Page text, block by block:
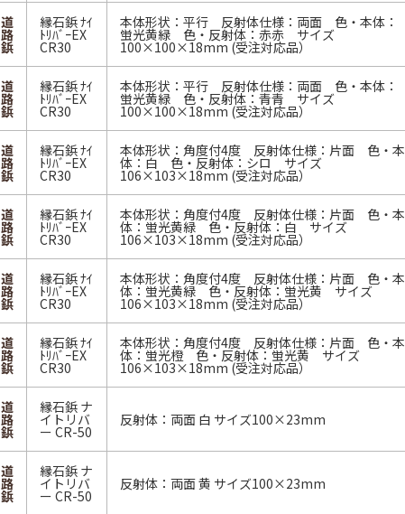
道
路
鋲
縁石鋲 ﾅｲ
ﾄﾘﾊﾞｰEX
CR30
本体形状：平行 反射体仕様：両面 色・本体：
蛍光黄緑 色・反射体：赤赤 サイズ
100×100×18mm (受注対応品）
道
路
鋲
縁石鋲 ﾅｲ
ﾄﾘﾊﾞｰEX
CR30
本体形状：平行 反射体仕様：両面 色・本体：
蛍光黄緑 色・反射体：青青 サイズ
100×100×18mm (受注対応品）
道
路
鋲
縁石鋲 ﾅｲ
ﾄﾘﾊﾞｰEX
CR30
本体形状：角度付4度 反射体仕様：片面 色・本
体：白 色・反射体：シロ サイズ
106×103×18mm (受注対応品）
道
路
鋲
縁石鋲 ﾅｲ
ﾄﾘﾊﾞｰEX
CR30
本体形状：角度付4度 反射体仕様：片面 色・本
体：蛍光黄緑 色・反射体：白 サイズ
106×103×18mm (受注対応品）
道
路
鋲
縁石鋲 ﾅｲ
ﾄﾘﾊﾞｰEX
CR30
本体形状：角度付4度 反射体仕様：片面 色・本
体：蛍光黄緑 色・反射体：蛍光黄 サイズ
106×103×18mm (受注対応品）
道
路
鋲
縁石鋲 ﾅｲ
ﾄﾘﾊﾞｰEX
CR30
本体形状：角度付4度 反射体仕様：片面 色・本
体：蛍光橙 色・反射体：蛍光黄 サイズ
106×103×18mm (受注対応品）
道
路
鋲
縁石鋲 ナ
イトリバ
ー CR-50
反射体：両面 白 サイズ100×23mm
道
路
鋲
縁石鋲 ナ
イトリバ
ー CR-50
反射体：両面 黄 サイズ100×23mm